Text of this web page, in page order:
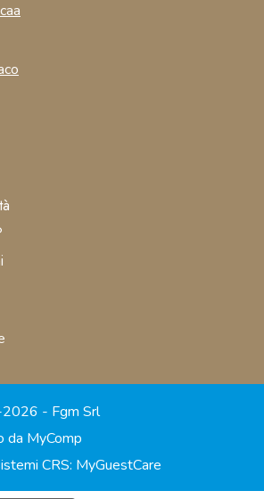
- Fgm Srl
da MyComp
CRS: MyGuestCare